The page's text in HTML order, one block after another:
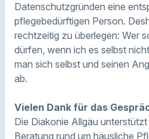
Datenschutzgründen eine
pflegebedürftigen Person.
rechtzeitig zu überlegen: Wer
dürfen, wenn ich es selbst
man sich selbst und seinen
ab.
Vielen Dank für das
Die Diakonie Allgäu
Beratung rund um häusliche